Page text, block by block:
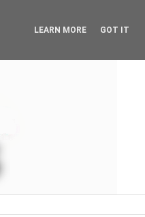
LEARN MORE GOT IT